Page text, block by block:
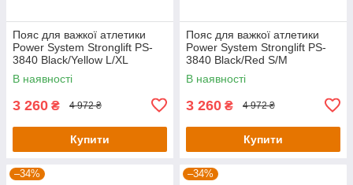
Пояс для важкої атлетики
Power System Stronglift PS-
3840 Black/Yellow L/XL
В наявності
3 260 ₴ 4 972 ₴
Купити
Пояс для важкої атлетики
Power System Stronglift PS-
3840 Black/Red S/M
В наявності
3 260 ₴ 4 972 ₴
Купити
–34% –34%